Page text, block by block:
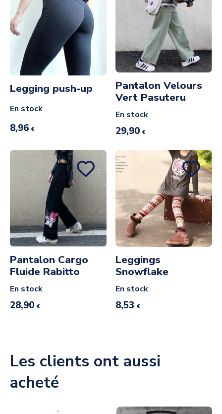
Legging push-up
En stock
8,96 €
Pantalon Velours
Vert Pasuteru
En stock
29,90 €
Pantalon Cargo
Fluide Rabitto
En stock
28,90 €
Leggings
Snowflake
En stock
8,53 €
Les clients ont aussi
acheté